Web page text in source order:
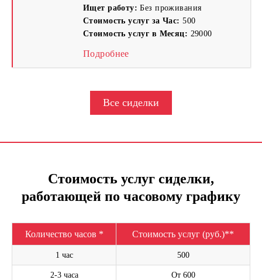
Ищет работу:Без проживания
Стоимость услуг за Час:500
Стоимость услуг в Месяц: 29000
Подробнее
Все сиделки
Стоимость услуг сиделки,
работающей по часовому графику
Количество часов * Стоимость услуг (руб.)**
1 час 500
2-3 часа От 600